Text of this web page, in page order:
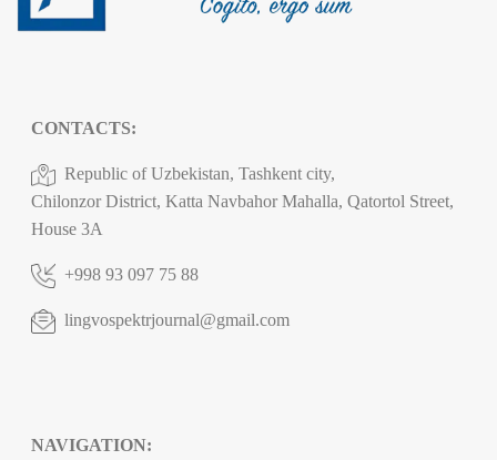
CONTACTS:
Republic of Uzbekistan, Tashkent city,
Chilonzor District, Katta Navbahor Mahalla, Qatortol Street,
House 3A
+998 93 097 75 88
lingvospektrjournal@gmail.com
NAVIGATION: